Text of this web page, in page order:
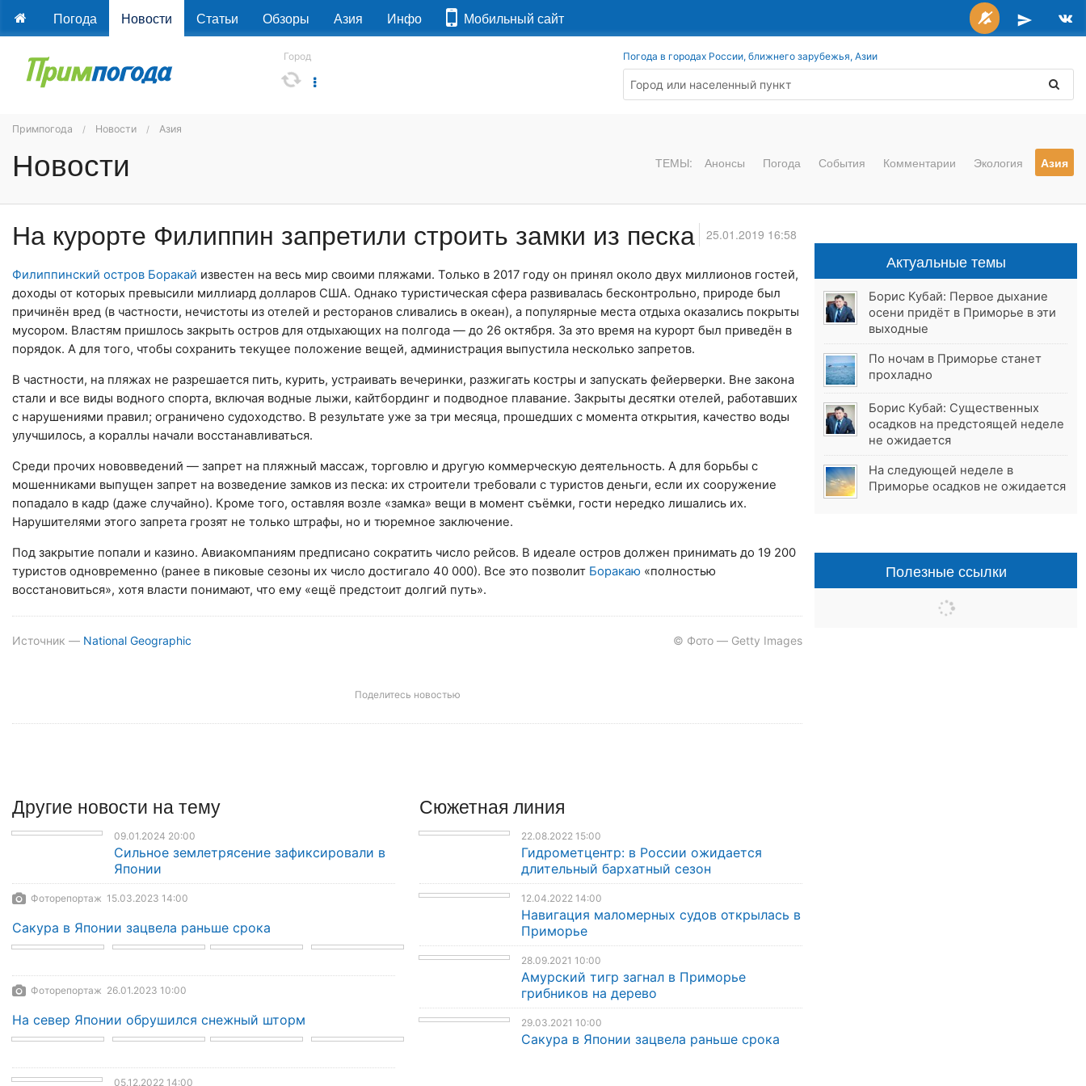
Погода Новости Статьи Обзоры Азия Инфо Мобильный сайт
Город Погода в городах России, ближнего зарубежья, Азии
Примпогода Новости Азия
Новости ТЕМЫ: Анонсы Погода События Комментарии Экология Азия
На курорте Филиппин запретили строить замки из песка 25.01.2019 16:58
Филиппинский остров Боракай известен на весь мир своими пляжами. Только в 2017 году он принял около двух миллионов гостей,
доходы от которых превысили миллиард долларов США. Однако туристическая сфера развивалась бесконтрольно, природе был
причинён вред (в частности, нечистоты из отелей и ресторанов сливались в океан), а популярные места отдыха оказались покрыты
мусором. Властям пришлось закрыть остров для отдыхающих на полгода — до 26 октября. За это время на курорт был приведён в
порядок. А для того, чтобы сохранить текущее положение вещей, администрация выпустила несколько запретов.
В частности, на пляжах не разрешается пить, курить, устраивать вечеринки, разжигать костры и запускать фейерверки. Вне закона
стали и все виды водного спорта, включая водные лыжи, кайтбординг и подводное плавание. Закрыты десятки отелей, работавших
с нарушениями правил; ограничено судоходство. В результате уже за три месяца, прошедших с момента открытия, качество воды
улучшилось, а кораллы начали восстанавливаться.
Среди прочих нововведений — запрет на пляжный массаж, торговлю и другую коммерческую деятельность. А для борьбы с
мошенниками выпущен запрет на возведение замков из песка: их строители требовали с туристов деньги, если их сооружение
попадало в кадр (даже случайно). Кроме того, оставляя возле «замка» вещи в момент съёмки, гости нередко лишались их.
Нарушителями этого запрета грозят не только штрафы, но и тюремное заключение.
Под закрытие попали и казино. Авиакомпаниям предписано сократить число рейсов. В идеале остров должен принимать до 19 200
туристов одновременно (ранее в пиковые сезоны их число достигало 40 000). Все это позволит Боракаю «полностью
восстановиться», хотя власти понимают, что ему «ещё предстоит долгий путь».
© Фото — Getty Images
Источник — National Geographic
Поделитесь новостью
Другие новости на тему
09.01.2024 20:00
Сильное землетрясение зафиксировали в
Японии
Фоторепортаж 15.03.2023 14:00
Сакура в Японии зацвела раньше срока
Фоторепортаж 26.01.2023 10:00
На север Японии обрушился снежный шторм
05.12.2022 14:00
Сюжетная линия
22.08.2022 15:00
Гидрометцентр: в России ожидается
длительный бархатный сезон
12.04.2022 14:00
Навигация маломерных судов открылась в
Приморье
28.09.2021 10:00
Амурский тигр загнал в Приморье
грибников на дерево
29.03.2021 10:00
Cакура в Японии зацвела раньше срока
Актуальные темы
Борис Кубай: Первое дыхание
осени придёт в Приморье в эти
выходные
По ночам в Приморье станет
прохладно
Борис Кубай: Существенных
осадков на предстоящей неделе
не ожидается
На следующей неделе в
Приморье осадков не ожидается
Полезные ссылки